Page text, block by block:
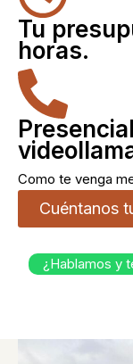
Tu
horas.
Como te venga
Cuéntanos
¿Hablamos y